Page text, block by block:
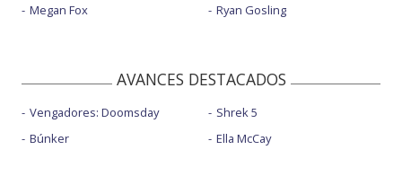
Megan Fox
Ryan Gosling
AVANCES DESTACADOS
Vengadores: Doomsday
Búnker
Shrek 5
Ella McCay